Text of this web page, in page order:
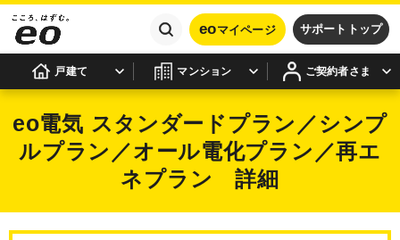
eoマイページ サポートトップ
戸建て マンション ご契約者さま
eo電気 スタンダードプラン／シンプ
ルプラン／オール電化プラン／再エ
ネプラン 詳細